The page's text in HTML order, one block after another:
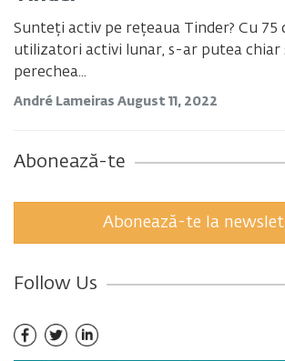
Sunteți activ pe rețeaua Tinder? Cu 75
utilizatori activi lunar, s-ar putea chiar
perechea...
André Lameiras August 11, 2022
Abonează-te
Abonează-te la
Follow Us